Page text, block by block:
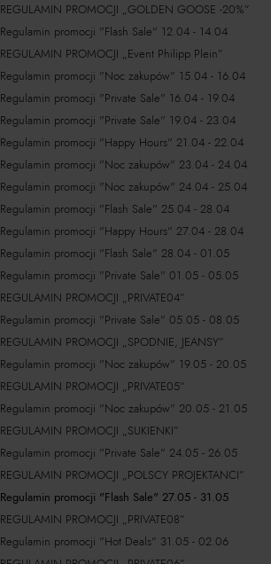
REGULAMIN PROMOCJI „GOLDEN GOOSE -20%”
Regulamin promocji "Flash Sale" 12.04 - 14.04
REGULAMIN PROMOCJI „Event Philipp Plein”
Regulamin promocji "Noc zakupów" 15.04 - 16.04
Regulamin promocji "Private Sale" 16.04 - 19.04
Regulamin promocji "Private Sale" 19.04 - 23.04
Regulamin promocji "Happy Hours" 21.04 - 22.04
Regulamin promocji "Noc zakupów" 23.04 - 24.04
Regulamin promocji "Noc zakupów" 24.04 - 25.04
Regulamin promocji "Flash Sale" 25.04 - 28.04
Regulamin promocji "Happy Hours" 27.04 - 28.04
Regulamin promocji "Flash Sale" 28.04 - 01.05
Regulamin promocji "Private Sale" 01.05 - 05.05
REGULAMIN PROMOCJI „PRIVATE04”
Regulamin promocji "Private Sale" 05.05 - 08.05
REGULAMIN PROMOCJI „SPODNIE, JEANSY”
Regulamin promocji "Noc zakupów" 19.05 - 20.05
REGULAMIN PROMOCJI „PRIVATE05”
Regulamin promocji "Noc zakupów" 20.05 - 21.05
REGULAMIN PROMOCJI „SUKIENKI”
Regulamin promocji "Private Sale" 24.05 - 26.05
REGULAMIN PROMOCJI „POLSCY PROJEKTANCI”
Regulamin promocji "Flash Sale" 27.05 - 31.05
REGULAMIN PROMOCJI „PRIVATE08”
Regulamin promocji "Hot Deals" 31.05 - 02.06